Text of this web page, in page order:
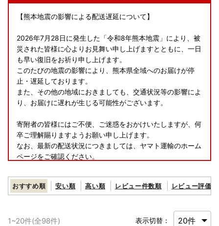
【熊本地震の影響による配送遅延について】
2026年7月28日に発生した「令和8年熊本地震」により、被
災された皆様に心よりお見舞い申し上げますとともに、一日
も早い復旧をお祈り申し上げます。
このたびの地震の影響により、熊本県全域へのお届けが停
止・遅延しております。
また、その他の地域におきましても、交通状況等の影響によ
り、お届けに遅れが生じる可能性がございます。
寄附者の皆様にはご不便、ご迷惑をおかけいたしますが、何
卒ご理解賜りますようお願い申し上げます。
なお、最新の配送状況につきましては、ヤマト運輸のホーム
ページをご確認ください。
-------------------------
【指宿市ふるさと納税返礼品の不適正表示についてのお詫び
本市へのふるさと納税のお礼として取り扱っていた「有限会
おすすめ順 安い順 高い順 レビュー件数順 レビュー評価順
1~20件(全98件) 表示切替：